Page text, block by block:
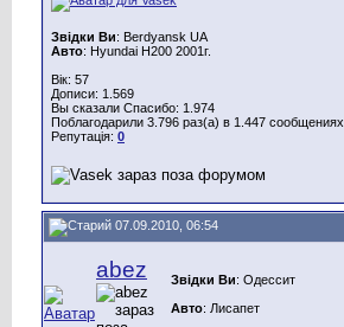
Звідки Ви: Berdyansk UA
Авто: Hyundai H200 2001г.
Вік: 57
Дописи: 1.569
Вы сказали Спасибо: 1.974
Поблагодарили 3.796 раз(а) в 1.447 сообщениях
Репутація: 0
07.09.2010, 06:54
abez Звідки Ви: Одессит
Авто: Лисапет